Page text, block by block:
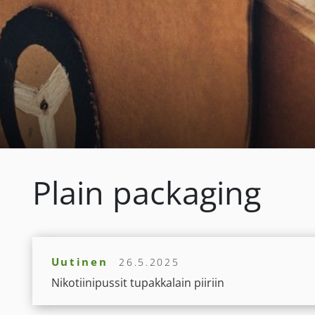
Plain packaging
Uutinen 26.5.2025
Nikotiinipussit tupakkalain piiriin